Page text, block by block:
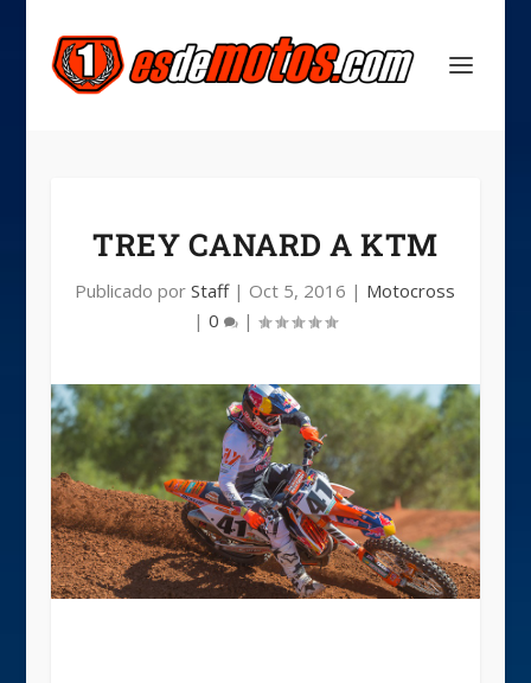
TREY CANARD A KTM
Publicado porStaff| Oct 5, 2016 | Motocross
|0 |